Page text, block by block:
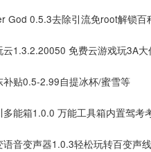
God 0.5.3去除引流免root解锁百
1.3.2.20050 免费云游戏玩3A
贴0.5-2.99自提冰杯/蜜雪等
能箱1.0.0 万能工具箱内置驾考
音变声器1.0.3轻松玩转百变声